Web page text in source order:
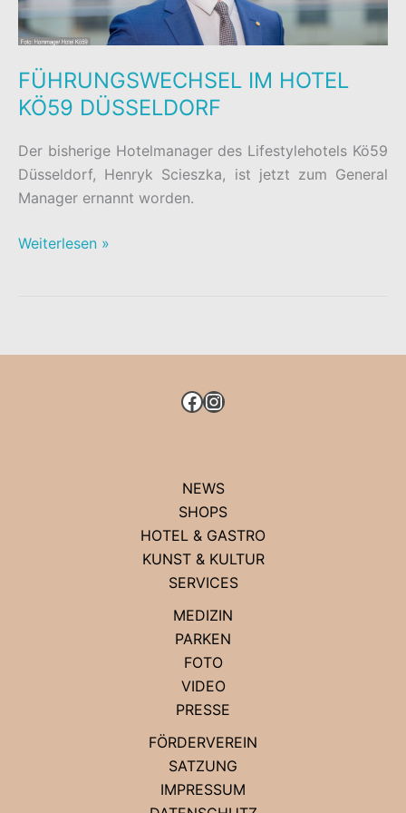
FÜHRUNGSWECHSEL IM HOTEL
KÖ59 DÜSSELDORF
Der bisherige Hotelmanager des Lifestylehotels Kö59
Düsseldorf, Henryk Scieszka, ist jetzt zum General
Manager ernannt worden.
FÜHRUNGSWECHSEL
Weiterlesen »
FACEBOOK
INSTAGRAM
NEWS
SHOPS
HOTEL & GASTRO
KUNST & KULTUR
SERVICES
MEDIZIN
PARKEN
FOTO
VIDEO
PRESSE
FÖRDERVEREIN
SATZUNG
IMPRESSUM